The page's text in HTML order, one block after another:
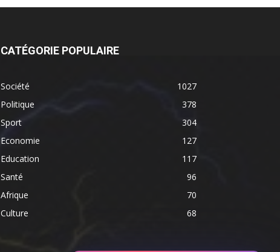
CATÉGORIE POPULAIRE
Société
1027
Politique
378
Sport
304
Economie
127
Education
117
Santé
96
Afrique
70
Culture
68